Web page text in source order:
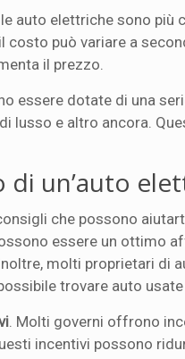
auto elettriche sono più
può variare a
il prezzo.
essere dotate di una
lusso e altro ancora.
di un’auto
che possono
essere un ottimo
molti proprietari di
trovare auto
. Molti governi offrono
incentivi possono